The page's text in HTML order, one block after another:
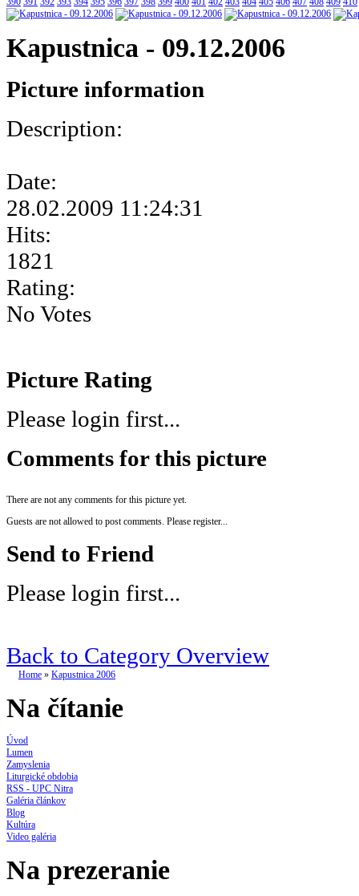
Kapustnica - 09.12.2006
Picture information
Description:
Date:
28.02.2009 11:24:31
Hits:
1821
Rating:
No Votes
Picture Rating
Please login first...
Comments for this picture
There are not any comments for this picture yet.
Guests are not allowed to post comments. Please register...
Send to Friend
Please login first...
Back to Category Overview
Home » Kapustnica 2006
Na čítanie
Úvod
Lumen
Zamyslenia
Liturgické obdobia
RSS - UPC Nitra
Galéria článkov
Blog
Kultúra
Video galéria
Na prezeranie